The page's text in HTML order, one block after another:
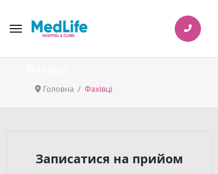
Головна Фахівці
Записатися на прийом